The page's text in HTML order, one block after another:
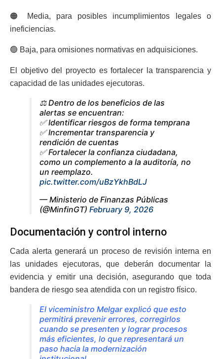
🟠 Media, para posibles incumplimientos legales o
ineficiencias.
🟢 Baja, para omisiones normativas en adquisiciones.
El objetivo del proyecto es fortalecer la transparencia y
capacidad de las unidades ejecutoras.
⚖️ Dentro de los beneficios de las
alertas se encuentran:
✅ Identificar riesgos de forma temprana
✅ Incrementar transparencia y
rendición de cuentas
✅ Fortalecer la confianza ciudadana,
como un complemento a la auditoría, no
un reemplazo.
pic.twitter.com/uBzYkhBdLJ
— Ministerio de Finanzas Públicas
(@MinfinGT) February 9, 2026
Documentación y control interno
Cada alerta generará un proceso de revisión interna en
las unidades ejecutoras, que deberán documentar la
evidencia y emitir una decisión, asegurando que toda
bandera de riesgo sea atendida con un registro físico.
El viceministro Melgar explicó que esto
permitirá prevenir errores, corregirlos
cuando se presenten y lograr procesos
más eficientes, lo que representará un
paso hacia la modernización